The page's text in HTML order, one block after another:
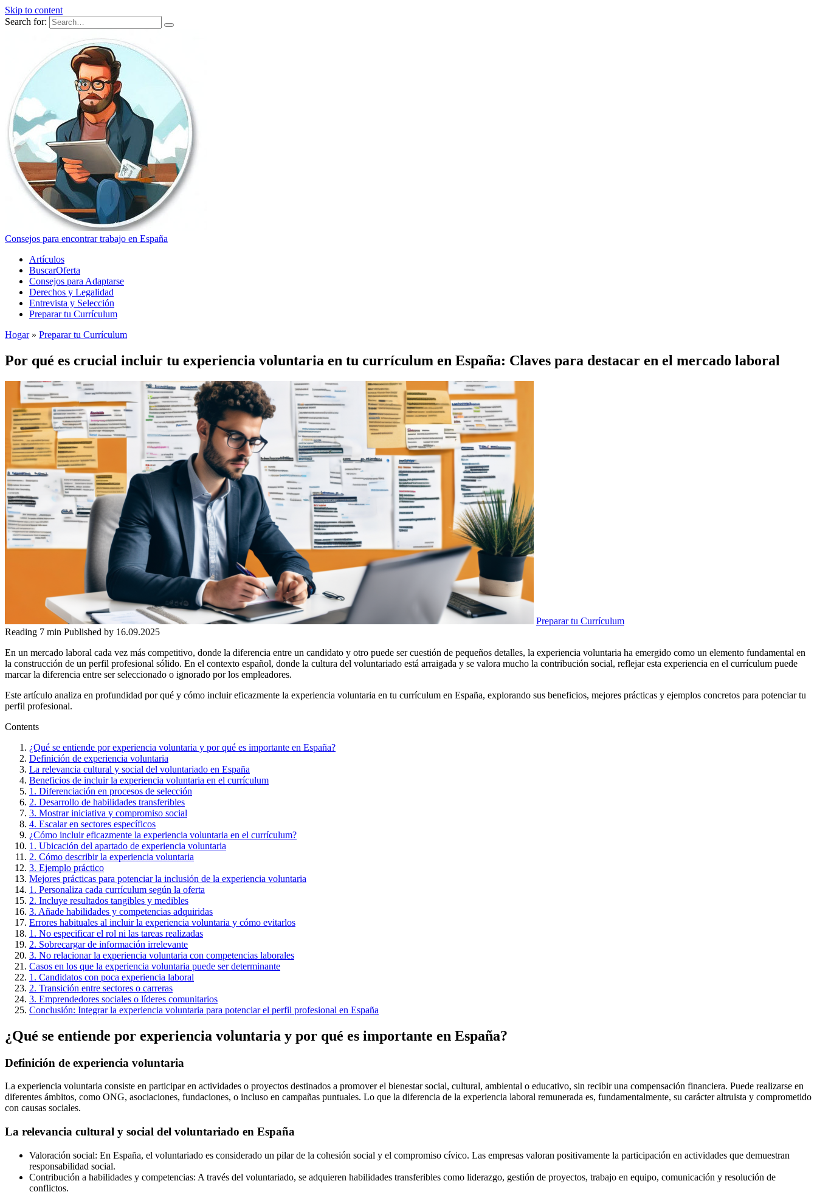
Skip to content
Search for:
Consejos para encontrar trabajo en España
Artículos
BuscarOferta
Consejos para Adaptarse
Derechos y Legalidad
Entrevista y Selección
Preparar tu Currículum
Hogar» Preparar tu Currículum
Por qué es crucial incluir tu experiencia voluntaria en tu currículum en España: Claves para destacar en el mercado laboral
Preparar tu Currículum
Reading 7 min Published by 16.09.2025
En un mercado laboral cada vez más competitivo, donde la diferencia entre un candidato y otro puede ser cuestión de pequeños detalles, la experiencia voluntaria ha emergido como un elemento fundamental en
la construcción de un perfil profesional sólido. En el contexto español, donde la cultura del voluntariado está arraigada y se valora mucho la contribución social, reflejar esta experiencia en el currículum puede
marcar la diferencia entre ser seleccionado o ignorado por los empleadores.
Este artículo analiza en profundidad por qué y cómo incluir eficazmente la experiencia voluntaria en tu currículum en España, explorando sus beneficios, mejores prácticas y ejemplos concretos para potenciar tu
perfil profesional.
Contents
¿Qué se entiende por experiencia voluntaria y por qué es importante en España?
Definición de experiencia voluntaria
La relevancia cultural y social del voluntariado en España
Beneficios de incluir la experiencia voluntaria en el currículum
1. Diferenciación en procesos de selección
2. Desarrollo de habilidades transferibles
3. Mostrar iniciativa y compromiso social
4. Escalar en sectores específicos
¿Cómo incluir eficazmente la experiencia voluntaria en el currículum?
1. Ubicación del apartado de experiencia voluntaria
2. Cómo describir la experiencia voluntaria
3. Ejemplo práctico
Mejores prácticas para potenciar la inclusión de la experiencia voluntaria
1. Personaliza cada currículum según la oferta
2. Incluye resultados tangibles y medibles
3. Añade habilidades y competencias adquiridas
Errores habituales al incluir la experiencia voluntaria y cómo evitarlos
1. No especificar el rol ni las tareas realizadas
2. Sobrecargar de información irrelevante
3. No relacionar la experiencia voluntaria con competencias laborales
Casos en los que la experiencia voluntaria puede ser determinante
1. Candidatos con poca experiencia laboral
2. Transición entre sectores o carreras
3. Emprendedores sociales o líderes comunitarios
Conclusión: Integrar la experiencia voluntaria para potenciar el perfil profesional en España
¿Qué se entiende por experiencia voluntaria y por qué es importante en España?
Definición de experiencia voluntaria
La experiencia voluntaria consiste en participar en actividades o proyectos destinados a promover el bienestar social, cultural, ambiental o educativo, sin recibir una compensación financiera. Puede realizarse en
diferentes ámbitos, como ONG, asociaciones, fundaciones, o incluso en campañas puntuales. Lo que la diferencia de la experiencia laboral remunerada es, fundamentalmente, su carácter altruista y comprometido
con causas sociales.
La relevancia cultural y social del voluntariado en España
Valoración social: En España, el voluntariado es considerado un pilar de la cohesión social y el compromiso cívico. Las empresas valoran positivamente la participación en actividades que demuestran
responsabilidad social.
Contribución a habilidades y competencias: A través del voluntariado, se adquieren habilidades transferibles como liderazgo, gestión de proyectos, trabajo en equipo, comunicación y resolución de
conflictos.